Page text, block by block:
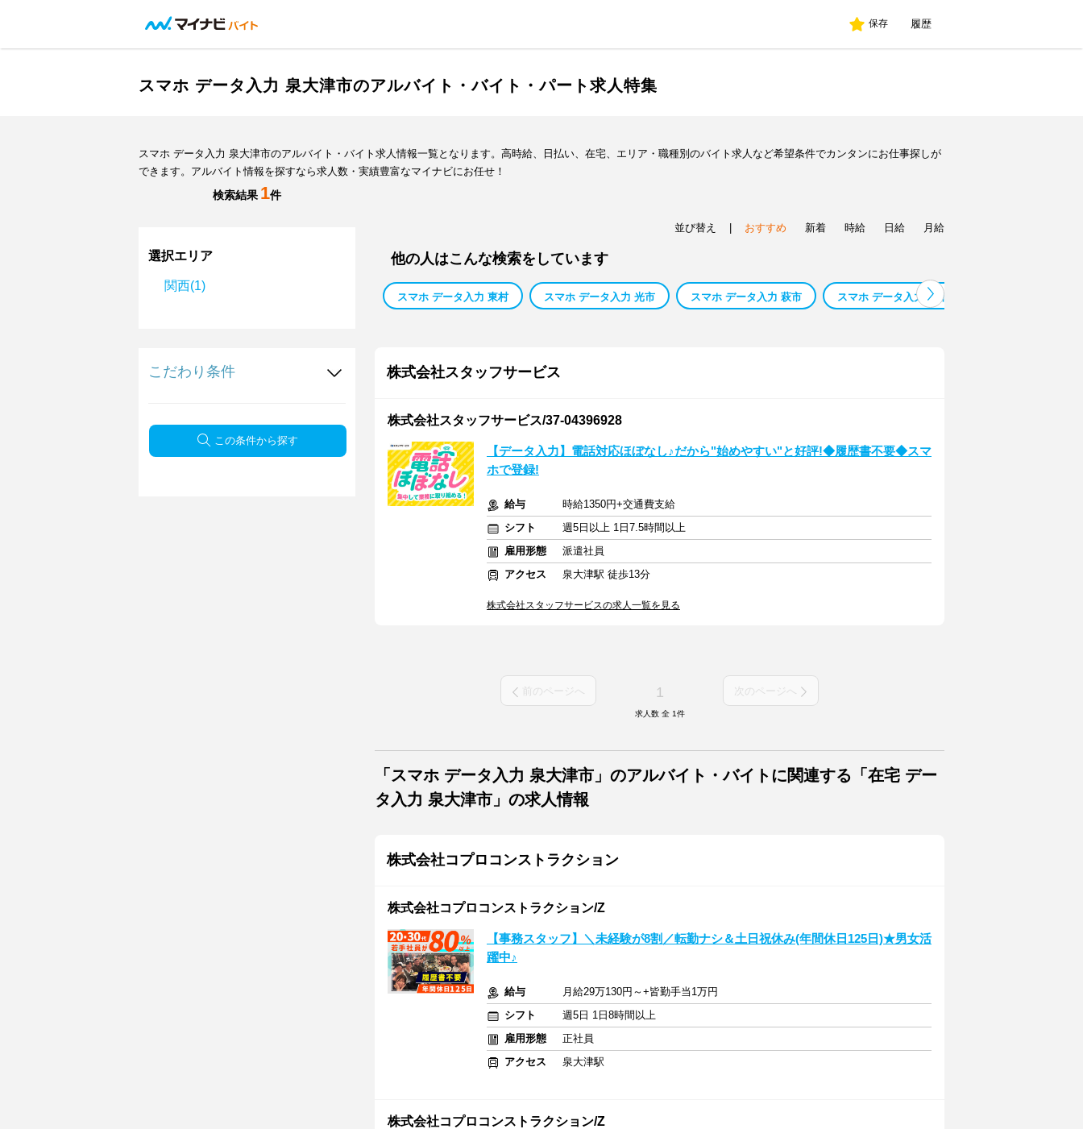
保存 履歴
スマホ データ入力 泉大津市のアルバイト・バイト・パート求人特集
スマホ データ入力 泉大津市のアルバイト・バイト求人情報一覧となります。高時給、日払い、在宅、エリア・職種別のバイト求人など希望条件でカンタンにお仕事探しが
できます。アルバイト情報を探すなら求人数・実績豊富なマイナビにお任せ！
検索結果 1件
選択エリア
関西(1)
こだわり条件
この条件から探す
並び替え おすすめ 新着 時給 日給 月給
他の人はこんな検索をしています
スマホ データ入力 東村 スマホ データ入力 光市 スマホ データ入力 萩市 スマホ データ入力 呉市
株式会社スタッフサービス
株式会社スタッフサービス/37-04396928
【データ入力】電話対応ほぼなし♪だから"始めやすい"と好評!◆履歴書不要◆スマ
ホで登録!
給与
時給1350円+交通費支給
シフト
週5日以上 1日7.5時間以上
雇用形態
派遣社員
アクセス
泉大津駅 徒歩13分
株式会社スタッフサービスの求人一覧を見る
前のページへ 1 次のページへ
求人数 全 1件
「スマホ データ入力 泉大津市」のアルバイト・バイトに関連する「在宅 デー
タ入力 泉大津市」の求人情報
株式会社コプロコンストラクション
株式会社コプロコンストラクション/Z
【事務スタッフ】＼未経験が8割／転勤ナシ＆土日祝休み(年間休日125日)★男女活
躍中♪
給与
月給29万130円～+皆勤手当1万円
シフト
週5日 1日8時間以上
雇用形態
正社員
アクセス
泉大津駅
株式会社コプロコンストラクション/Z